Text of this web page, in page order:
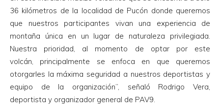
36 kilómetros de la localidad de Pucón donde queremos
que nuestros participantes vivan una experiencia de
montaña única en un lugar de naturaleza privilegiada.
Nuestra prioridad, al momento de optar por este
volcán, principalmente se enfoca en que queremos
otorgarles la máxima seguridad a nuestros deportistas y
equipo de la organización”, señaló Rodrigo Vera,
deportista y organizador general de PAV9.